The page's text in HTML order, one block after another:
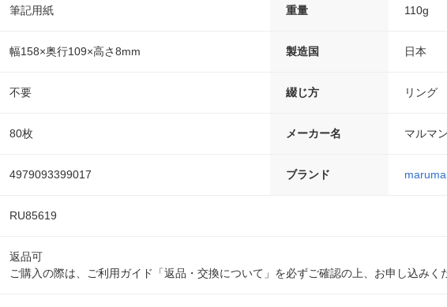
筆記用紙 重量 110g
幅158×奥行109×高さ8mm 製造国 日本
不要 綴じ方 リング
80枚 メーカー名 マルマン
4979093399017 ブランド
RU85619
返品可
ご購入の際は、ご利用ガイド「返品・交換について」を必ずご確認の上、お申し込みく